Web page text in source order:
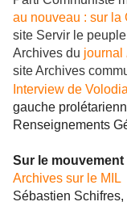
au nouveau : sur la
site Servir le
Archives du journal
site Archives
Interview de
gauche
Renseignements
Sur le
Archives sur le MIL
Sébastien Schifres,